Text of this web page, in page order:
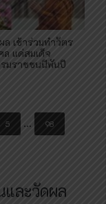
ล เข้าร่วมทำวัตร
แด่สมเด็จ
มราชชนนีพันปี
5 … 98
ละวัดผล